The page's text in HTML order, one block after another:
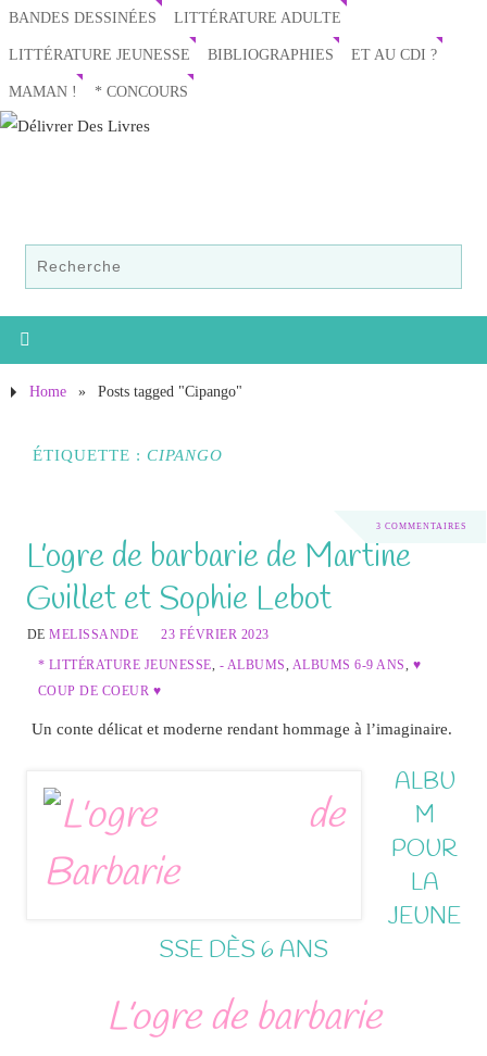
BANDES DESSINÉES LITTÉRATURE ADULTE
LITTÉRATURE JEUNESSE BIBLIOGRAPHIES ET AU CDI ?
MAMAN ! * CONCOURS
Home » Posts tagged "Cipango"
ÉTIQUETTE : CIPANGO
3 COMMENTAIRES
L’ogre de barbarie de Martine
Guillet et Sophie Lebot
DEMELISSANDE
23 FÉVRIER 2023
* LITTÉRATURE JEUNESSE, - ALBUMS, ALBUMS 6-9 ANS, ♥
COUP DE COEUR ♥
Un conte délicat et moderne rendant hommage à l’imaginaire.
ALBU
M
POUR
LA
JEUNE
SSE DÈS 6 ANS
L’ogre de barbarie